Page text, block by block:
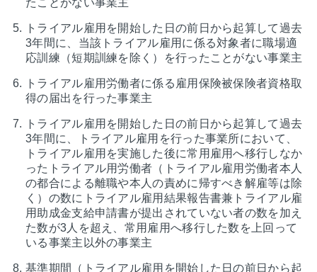
たことがない事業主
トライアル雇用を開始した日の前日から起算して過去
3年間に、当該トライアル雇用に係る対象者に職場適
応訓練（短期訓練を除く）を行ったことがない事業主
トライアル雇用労働者に係る雇用保険被保険者資格取
得の届出を行った事業主
トライアル雇用を開始した日の前日から起算して過去
3年間に、トライアル雇用を行った事業所において、
トライアル雇用を実施した後に常用雇用へ移行しなか
ったトライアル用労働者（トライアル雇用労働者本人
の都合による離職や本人の責めに帰すべき解雇等は除
く）の数にトライアル雇用結果報告書兼トライアル雇
用助成金支給申請書が提出されていない者の数を加え
た数が3人を超え、常用雇用へ移行した数を上回って
いる事業主以外の事業主
基準期間（トライアル雇用を開始した日の前日から起